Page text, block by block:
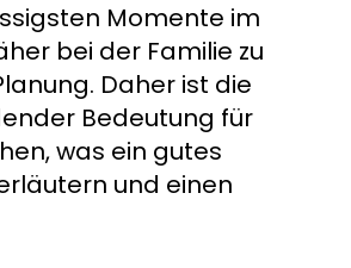
Momente im
bei der Familie zu
Daher ist die
Bedeutung für
was ein gutes
und einen